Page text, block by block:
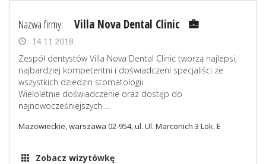
Nazwa firmy: Villa Nova Dental Clinic
14 11 2018
Zespół dentystów Villa Nova Dental Clinic tworzą najlepsi,
najbardziej kompetentni i doświadczeni specjaliści ze
wszystkich dziedzin stomatologii.
Wieloletnie doświadczenie oraz dostęp do
najnowocześniejszych ...
Mazowieckie, warszawa 02-954, ul. Ul. Marconich 3 Lok. E
Zobacz wizytówkę